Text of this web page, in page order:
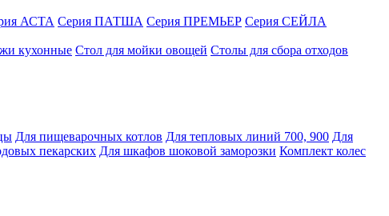
АСТА Серия ПАТША Серия ПРЕМЬЕР Серия СЕЙЛА
кухонные Стол для мойки овощей Столы для сбора отходов
Для пищеварочных котлов Для тепловых линий 700, 900 Для
пекарских Для шкафов шоковой заморозки Комплект колес